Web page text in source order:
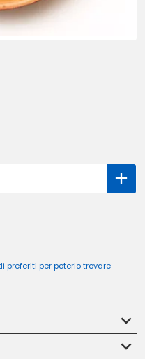
preferiti per poterlo trovare